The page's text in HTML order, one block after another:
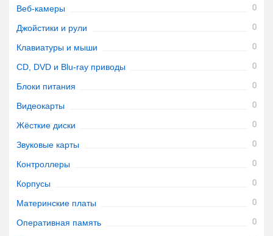
Веб-камеры 0
Джойстики и рули 0
Клавиатуры и мыши 0
CD, DVD и Blu-ray приводы 0
Блоки питания 0
Видеокарты 0
Жёсткие диски 0
Звуковые карты 0
Контроллеры 0
Корпусы 0
Материнские платы 0
Оперативная память 0